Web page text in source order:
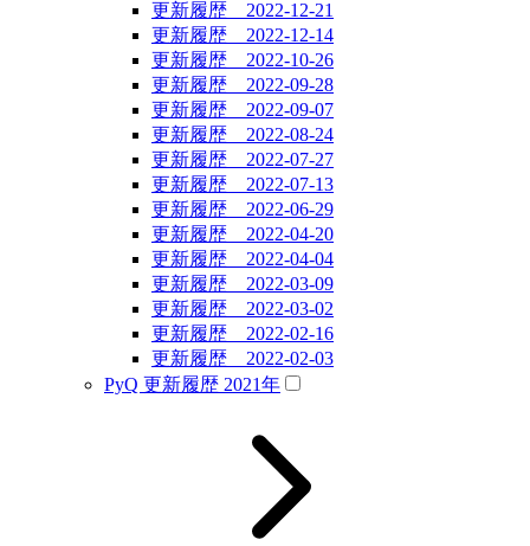
更新履歴 2022-12-21
更新履歴 2022-12-14
更新履歴 2022-10-26
更新履歴 2022-09-28
更新履歴 2022-09-07
更新履歴 2022-08-24
更新履歴 2022-07-27
更新履歴 2022-07-13
更新履歴 2022-06-29
更新履歴 2022-04-20
更新履歴 2022-04-04
更新履歴 2022-03-09
更新履歴 2022-03-02
更新履歴 2022-02-16
更新履歴 2022-02-03
PyQ 更新履歴 2021年